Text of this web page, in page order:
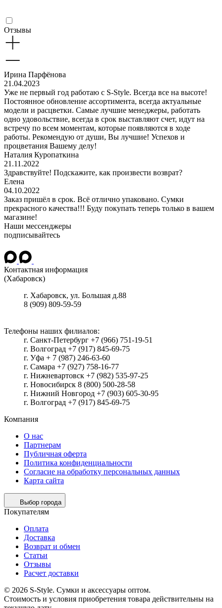
Отзывы
Ирина Парфёнова
21.04.2023
Уже не первый год работаю с S-Style. Всегда все на высоте!
Постоянное обновление ассортимента, всегда актуальные
модели и расцветки. Самые лучшие менеджеры, работать
одно удовольствие, всегда в срок выставляют счет, идут на
встречу по всем моментам, которые появляются в ходе
работы. Рекомендую от души, Вы лучшие! Успехов и
процветания Вашему делу!
Наталия Куропаткина
21.11.2022
Здравствуйте! Подскажите, как произвести возврат?
Елена
04.10.2022
Заказ пришёл в срок. Всё отлично упаковано. Сумки
прекрасного качества!!! Буду покупать теперь только в вашем
магазине!
Наши мессенджеры
подписывайтесь
Контактная информация
(Хабаровск)
г. Хабаровск, ул. Большая д.88
8 (909) 809-59-59
Телефоны наших филиалов:
г. Санкт-Петербург +7 (966) 751-19-51
г. Волгоград +7 (917) 845-69-75
г. Уфа + 7 (987) 246-63-60
г. Самара +7 (927) 758-16-77
г. Нижневартовск +7 (982) 535-97-25
г. Новосибирск 8 (800) 500-28-58
г. Нижний Новгород +7 (903) 605-30-95
г. Волгоград +7 (917) 845-69-75
Компания
О нас
Партнерам
Публичная оферта
Политика конфиденциальности
Согласие на обработку персональных данных
Карта сайта
Выбор города
Покупателям
Оплата
Доставка
Возврат и обмен
Статьи
Отзывы
Расчет доставки
© 2026 S-Style. Сумки и аксессуары оптом.
Cтоимость и условия приобретения товара действительны на